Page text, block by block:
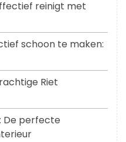
reinigt met
schoon te maken:
Riet
De perfecte